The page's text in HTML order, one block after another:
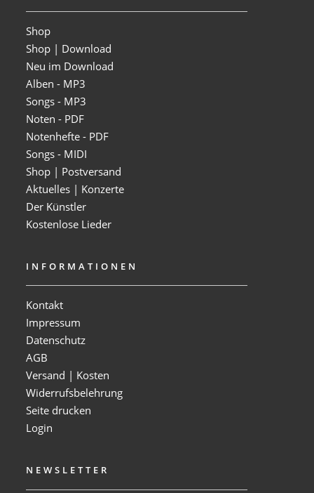
Shop
Shop | Download
Neu im Download
Alben - MP3
Songs - MP3
Noten - PDF
Notenhefte - PDF
Songs - MIDI
Shop | Postversand
Aktuelles | Konzerte
Der Künstler
Kostenlose Lieder
INFORMATIONEN
Kontakt
Impressum
Datenschutz
AGB
Versand | Kosten
Widerrufsbelehrung
Seite drucken
Login
NEWSLETTER